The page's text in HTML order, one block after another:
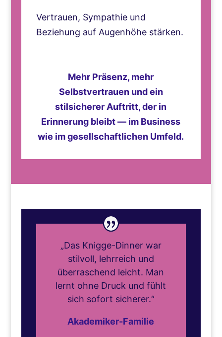
Vertrauen, Sympathie und
Beziehung auf Augenhöhe stärken.
Mehr Präsenz, mehr
Selbstvertrauen und ein
stilsicherer Auftritt, der in
Erinnerung bleibt — im Business
wie im gesellschaftlichen Umfeld.
„Das Knigge-Dinner war
stilvoll, lehrreich und
überraschend leicht. Man
lernt ohne Druck und fühlt
sich sofort sicherer.“
Akademiker-Familie